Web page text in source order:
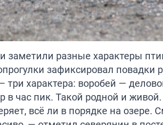
заметили разные характеры
зафиксировал повадки
характера: воробей —
в час пик. Такой родной и
всё ли в порядке на